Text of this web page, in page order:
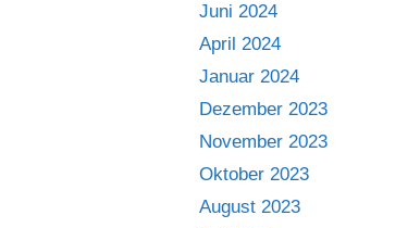
Juni 2024
April 2024
Januar 2024
Dezember 2023
November 2023
Oktober 2023
August 2023